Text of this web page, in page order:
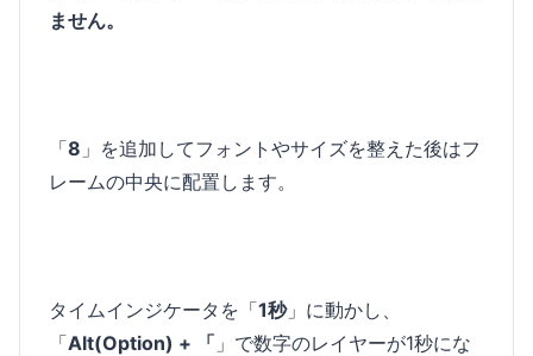
ません。
「8 」を追加してフォントやサイズを整えた後はフ
レームの中央に配置します。
タイムインジケータを「1秒」に動かし、
「Alt(Option) + 「 」で数字のレイヤーが1秒にな